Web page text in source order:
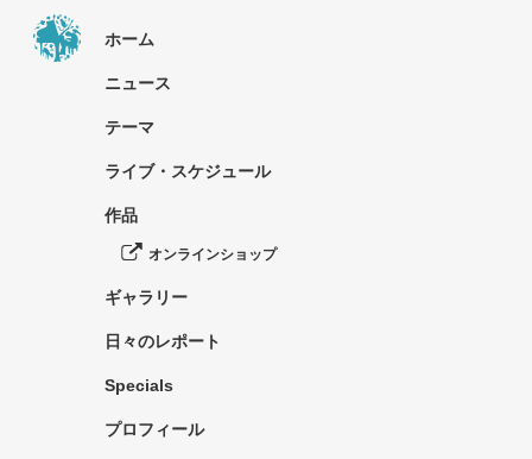
ホーム
ニュース
テーマ
ライブ・スケジュール
作品
オンラインショップ
ギャラリー
日々のレポート
Specials
プロフィール